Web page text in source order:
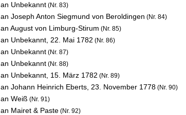
Unbekannt (Nr. 83)
Joseph Anton Siegmund von Beroldingen (Nr. 84)
August von Limburg-Stirum (Nr. 85)
Unbekannt, 22. Mai 1782 (Nr. 86)
Unbekannt (Nr. 87)
Unbekannt (Nr. 88)
Unbekannt, 15. März 1782 (Nr. 89)
Johann Heinrich Eberts, 23. November 1778 (Nr. 90)
Weiß (Nr. 91)
Mairet & Paste (Nr. 92)